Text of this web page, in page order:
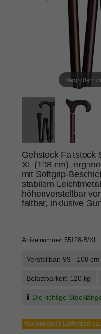
Vergrößern
Gehstock Faltstock
XL (108 cm),
mit Softgrip-
stabilem
höhenverstellbar
faltbar, inklusive
Artikelnummer 55128-B/XL
Verstellbar: 99 - 108 cm
Belastbarkeit: 120 kg
Die richtige
Nachbestellt Lieferzeit